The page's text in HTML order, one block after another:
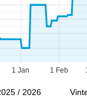
1 Jan 1 Feb
/ 2026